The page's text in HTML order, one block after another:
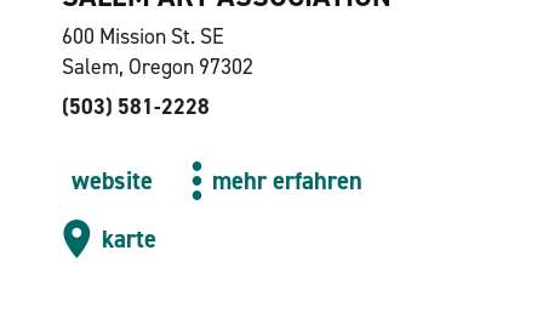
600 Mission St. SE
Salem, Oregon 97302
(503) 581-2228
website
mehr erfahren
karte